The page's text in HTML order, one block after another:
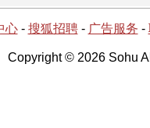
心- 搜狐招聘- 广告服务 -
Copyright © 2026 Sohu